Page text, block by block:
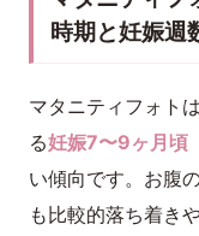
時期と妊娠週
マタニティフォト
る妊娠7〜9ヶ月頃
い傾向です。お腹
も比較的落ち着き